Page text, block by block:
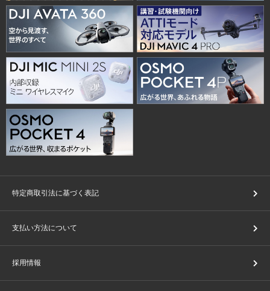
特定商取引法に基づく表記
支払い方法について
採用情報